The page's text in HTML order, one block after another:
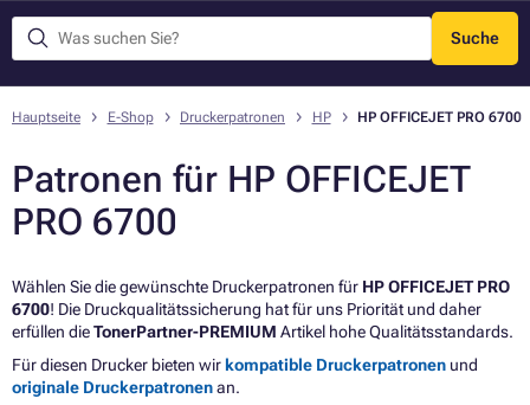
Suche
Menü
Hauptseite E-Shop Druckerpatronen HP HP OFFICEJET PRO 6700
Patronen für HP OFFICEJET
PRO 6700
Wählen Sie die gewünschte Druckerpatronen für HP OFFICEJET PRO
6700! Die Druckqualitätssicherung hat für uns Priorität und daher
erfüllen dieTonerPartner-PREMIUM Artikel hohe Qualitätsstandards.
Für diesen Drucker bieten wir kompatible Druckerpatronen und
originale Druckerpatronenan.